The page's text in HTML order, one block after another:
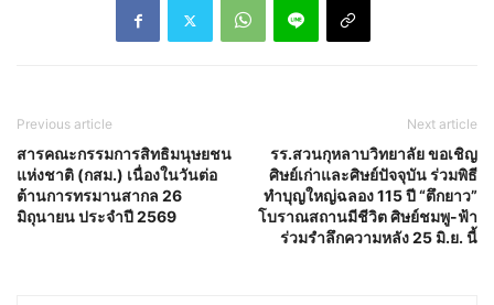
Previous article
สารคณะกรรมการสิทธิมนุษยชน
แห่งชาติ (กสม.) เนื่องในวันต่อ
ต้านการทรมานสากล 26
มิถุนายน ประจำปี 2569
Next article
รร.สวนกุหลาบวิทยาลัย ขอเชิญ
ศิษย์เก่าและศิษย์ปัจจุบัน ร่วมพิธี
ทำบุญใหญ่ฉลอง 115 ปี “ตึกยาว”
โบราณสถานมีชีวิต ศิษย์ชมพู-ฟ้า
ร่วมรำลึกความหลัง 25 มิ.ย. นี้